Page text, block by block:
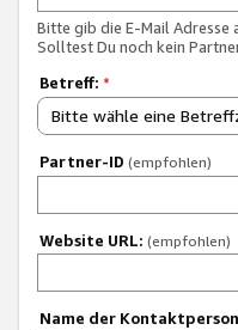
Bitte gib die E-Mail Adresse
Solltest Du noch kein
Betreff: *
Bitte wähle eine
Partner-ID (empfohlen)
Website URL: (empfohlen)
Name der Kontaktperson